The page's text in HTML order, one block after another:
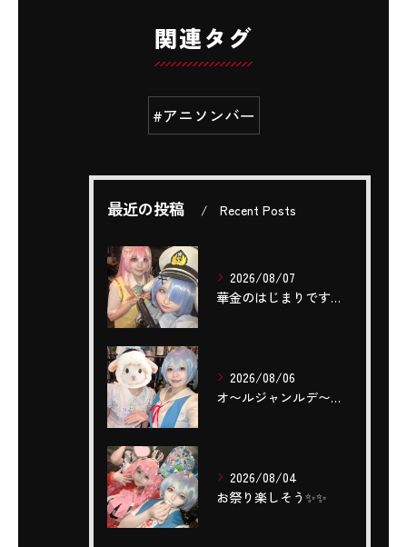
関連タグ
#アニソンバー
最近の投稿 Recent Posts
2026/08/07
華金のはじまりですね(,,- -,,)❤️‍🔥❤️‍🔥❤️‍...
2026/08/06
‎オ〜ルジャンルデ〜〜🎤٩(ˊОˋ*)🎶
2026/08/04
お祭り楽しそう✨️✨️